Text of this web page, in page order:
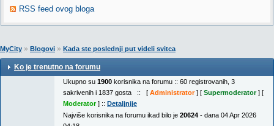
RSS feed ovog bloga
MyCity » Blogovi » Kada ste poslednji put videli svitca
Ko je trenutno na forumu
Ukupno su 1900 korisnika na forumu :: 60 registrovanih, 3
sakrivenih i 1837 gosta :: [ Administrator] [ Supermoderator] [
Moderator] :: Detaljnije
Najviše korisnika na forumu ikad bilo je 20624 - dana 04 Apr 2026